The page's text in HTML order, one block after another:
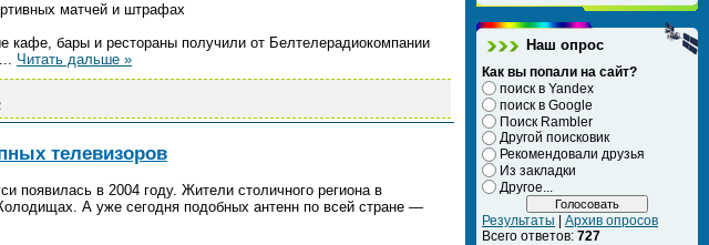
матчей и штрафах
кафе, бары и рестораны получили от Белтелерадиокомпании
... Читать дальше »
телевизоров
появилась в 2004 году. Жители столичного региона в
А уже сегодня подобных антенн по всей стране —
Наш опрос
Как вы попали на сайт?
поиск в Yandex
поиск в Google
Поиск Rambler
Другой поисковик
Рекомендовали друзья
Из закладки
Другое...
Результаты | Архив опросов
Всего ответов: 727